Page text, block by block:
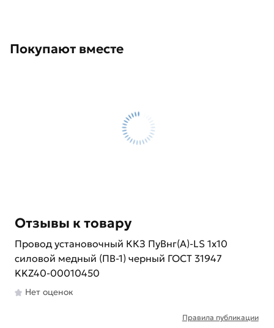
Покупают вместе
Отзывы к товару
Провод установочный ККЗ ПуВнг(А)-LS 1х10
силовой медный (ПВ-1) черный ГОСТ 31947
KKZ40-00010450
Нет оценок
Правила публикации